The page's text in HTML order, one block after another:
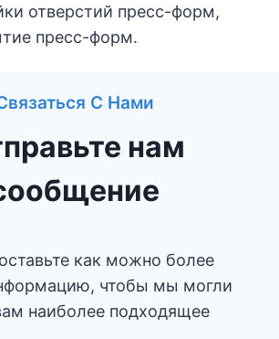
отверстий пресс-форм,
пресс-форм.
С Нами
нам
как можно более
чтобы мы могли
наиболее подходящее